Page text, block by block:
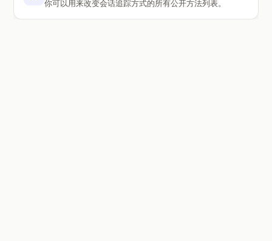
你可以用来改变会话追踪方式的所有公开方法列表。